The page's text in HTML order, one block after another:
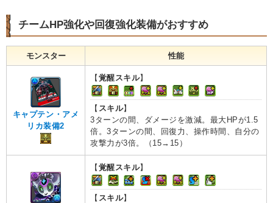
チームHP強化や回復強化装備がおすすめ
モンスター 性能
キャプテン・アメ
リカ装備2
【 覚醒スキル】
【 スキル】
3ターンの間、ダメージを激減。最大HPが1.5
倍。3ターンの間、回復力、操作時間、自分の
攻撃力が3倍。（15→15）
【 覚醒スキル】
【 スキル】